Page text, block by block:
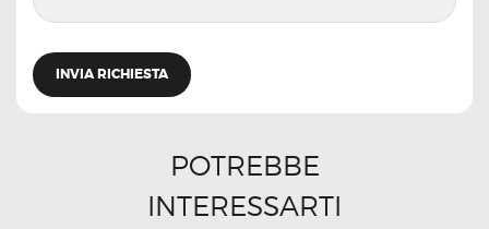
POTREBBE
INTERESSARTI